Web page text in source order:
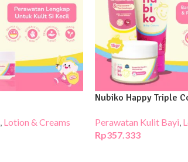
, Lotion & Creams
Nubiko Happy Triple
Perawatan Kulit Bayi,
Rp357.333